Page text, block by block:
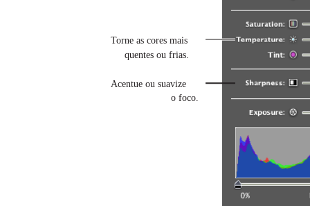
Torne as cores mais
quentes ou frias.
Acentue ou suavize
o foco.